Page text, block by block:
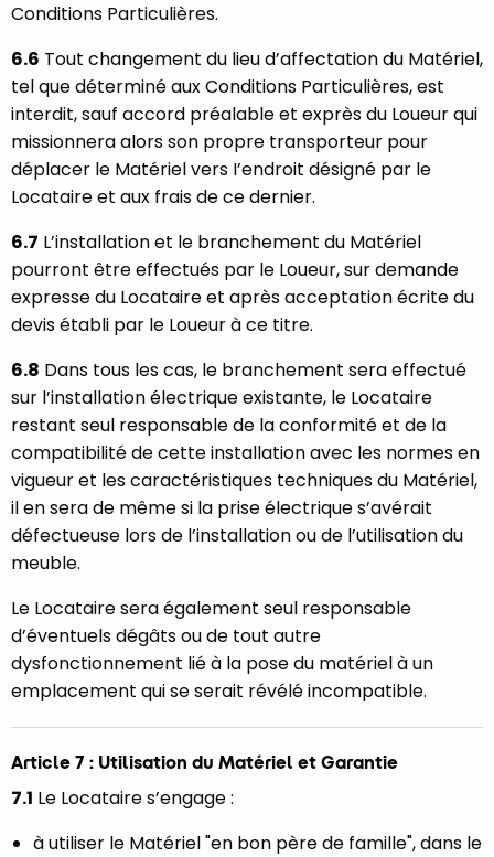
Conditions Particulières.
6.6 Tout changement du lieu d’affectation du Matériel,
tel que déterminé aux Conditions Particulières, est
interdit, sauf accord préalable et exprès du Loueur qui
missionnera alors son propre transporteur pour
déplacer le Matériel vers I’endroit désigné par le
Locataire et aux frais de ce dernier.
6.7 L’installation et le branchement du Matériel
pourront être effectués par le Loueur, sur demande
expresse du Locataire et après acceptation écrite du
devis établi par le Loueur à ce titre.
6.8 Dans tous les cas, le branchement sera effectué
sur l’installation électrique existante, le Locataire
restant seul responsable de la conformité et de la
compatibilité de cette installation avec les normes en
vigueur et les caractéristiques techniques du Matériel,
il en sera de même si la prise électrique s’avérait
défectueuse lors de l’installation ou de l’utilisation du
meuble.
Le Locataire sera également seul responsable
d’éventuels dégâts ou de tout autre
dysfonctionnement lié à la pose du matériel à un
emplacement qui se serait révélé incompatible.
Article 7 : Utilisation du Matériel et Garantie
7.1 Le Locataire s’engage :
à utiliser le Matériel "en bon père de famille", dans le